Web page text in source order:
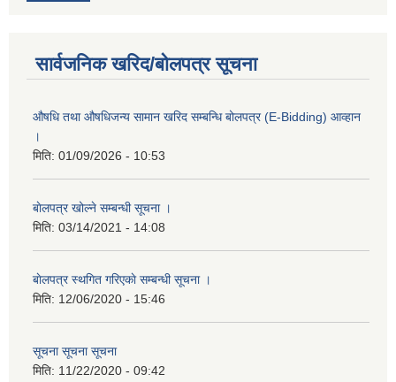
सार्वजनिक खरिद/बोलपत्र सूचना
औषधि तथा औषधिजन्य सामान खरिद सम्बन्धि बोलपत्र (E-Bidding) आव्हान
।
मिति: 01/09/2026 - 10:53
बाेलपत्र खोल्ने सम्बन्धी सूचना ।
मिति: 03/14/2021 - 14:08
बाेलपत्र स्थगित गरिएकाे सम्बन्धी सूचना ।
मिति: 12/06/2020 - 15:46
सूचना सूचना सूचना
मिति: 11/22/2020 - 09:42